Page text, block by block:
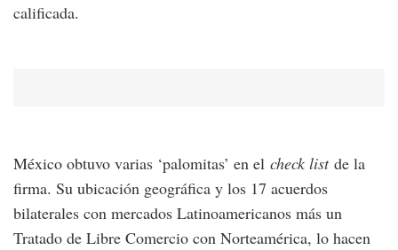
calificada.
México obtuvo varias ‘palomitas’ en el check listde la
firma. Su ubicación geográfica y los 17 acuerdos
bilaterales con mercados Latinoamericanos más un
Tratado de Libre Comercio con Norteamérica, lo hacen